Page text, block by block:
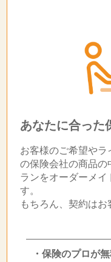
あなたに合った
お客様のご希望や
の保険会社の商品の
ランをオーダーメイ
す。
もちろん、契約はお
・保険のプロが